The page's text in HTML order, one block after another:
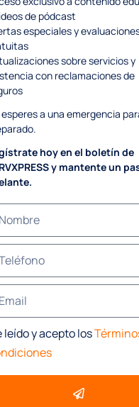
7377
4114
1147
1718 North Fry Road
77084
INFORMATIVO
comunidad de
de pódcast
especiales y
sobre servicios y
con reclamaciones de
esperes a una emergencia
hoy en el boletín de
y mantente un
leído y acepto los